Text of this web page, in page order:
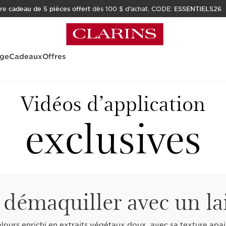
cadeau de 5 pièces offert dès 100 $ d'achat. CODE: ESSENTIELS26
CadeauxOffres
Vidéos d’application
exclusives
avec un